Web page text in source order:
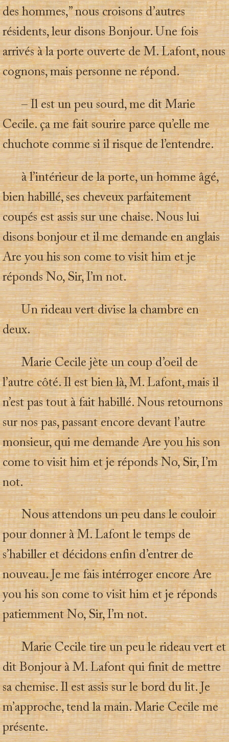
des hommes,” nous croisons d’autres
résidents, leur disons Bonjour. Une fois
arrivés à la porte ouverte de M. Lafont, nous
cognons, mais personne ne répond.
– Il est un peu sourd, me dit Marie
Cecile. ça me fait sourire parce qu’elle me
chuchote comme si il risque de l’entendre.
à l’intérieur de la porte, un homme âgé,
bien habillé, ses cheveux parfaitement
coupés est assis sur une chaise. Nous lui
disons bonjour et il me demande en anglais
Are you his son come to visit him et je
réponds No, Sir, I’m not.
Un rideau vert divise la chambre en
deux.
Marie Cecile jète un coup d’oeil de
l’autre côté. Il est bien là, M. Lafont, mais il
n’est pas tout à fait habillé. Nous retournons
sur nos pas, passant encore devant l’autre
monsieur, qui me demande Are you his son
come to visit him et je réponds No, Sir, I’m
not.
Nous attendons un peu dans le couloir
pour donner à M. Lafont le temps de
s’habiller et décidons enfin d’entrer de
nouveau. Je me fais intérroger encore Are
you his son come to visit him et je réponds
patiemment No, Sir, I’m not.
Marie Cecile tire un peu le rideau vert et
dit Bonjour à M. Lafont qui finit de mettre
sa chemise. Il est assis sur le bord du lit. Je
m’approche, tend la main. Marie Cecile me
présente.